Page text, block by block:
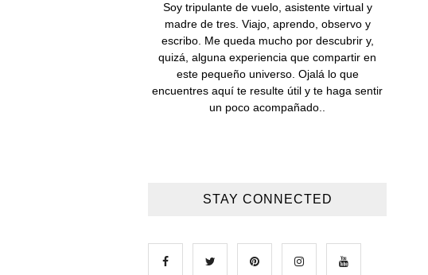
Soy tripulante de vuelo, asistente virtual y
madre de tres. Viajo, aprendo, observo y
escribo. Me queda mucho por descubrir y,
quizá, alguna experiencia que compartir en
este pequeño universo. Ojalá lo que
encuentres aquí te resulte útil y te haga sentir
un poco acompañado..
STAY CONNECTED